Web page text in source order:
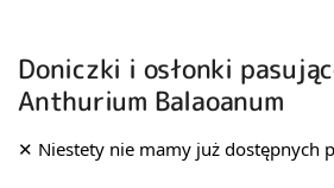
Doniczki i osłonki
Anthurium Balaoanum